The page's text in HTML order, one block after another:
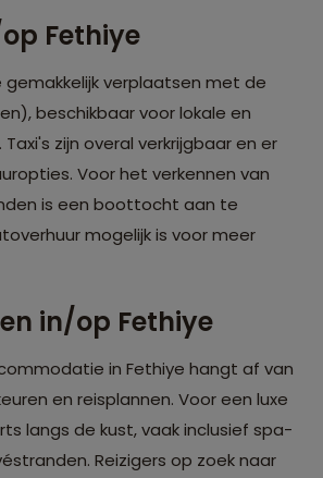
Fethiye
gemakkelijk verplaatsen met de
beschikbaar voor lokale en
zijn overal verkrijgbaar en er
Voor het verkennen van
is een boottocht aan te
mogelijk is voor meer
in/op Fethiye
in Fethiye hangt af van
en reisplannen. Voor een luxe
langs de kust, vaak inclusief spa-
Reizigers op zoek naar